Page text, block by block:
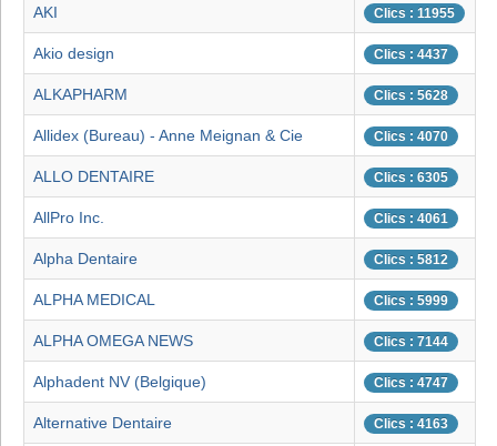
AKI Clics : 11955
Akio design Clics : 4437
ALKAPHARM Clics : 5628
Allidex (Bureau) - Anne Meignan & Cie Clics : 4070
ALLO DENTAIRE Clics : 6305
AllPro Inc. Clics : 4061
Alpha Dentaire Clics : 5812
ALPHA MEDICAL Clics : 5999
ALPHA OMEGA NEWS Clics : 7144
Alphadent NV (Belgique) Clics : 4747
Alternative Dentaire Clics : 4163